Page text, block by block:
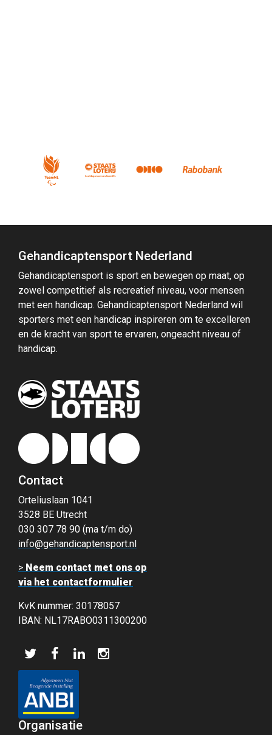
Gehandicaptensport Nederland
Gehandicaptensport is sport en bewegen op maat, op
zowel competitief als recreatief niveau, voor mensen
met een handicap. Gehandicaptensport Nederland wil
sporters met een handicap inspireren om te excelleren
en de kracht van sport te ervaren, ongeacht niveau of
handicap.
Contact
Orteliuslaan 1041
3528 BE Utrecht
030 307 78 90 (ma t/m do)
info@gehandicaptensport.nl
> Neem contact met ons op
via het contactformulier
KvK nummer: 30178057
IBAN: NL17RABO0311300200
Organisatie